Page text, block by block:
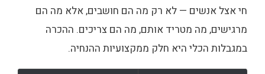
חי אצל אנשים — לא רק מה הם חושבים, אלא מה הם
מרגישים, מה מטריד אותם, מה הם צריכים. ההכרה
במגבלות הכלי היא חלק ממקצועיות ההנחיה.